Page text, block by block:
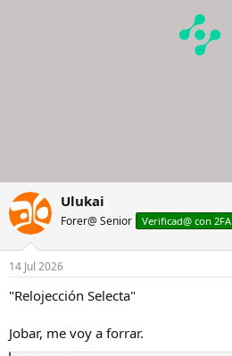
Ulukai
Forer@ Senior Verificad@ con 2FA
14 Jul 2026
"Relojección Selecta"
Jobar, me voy a forrar.